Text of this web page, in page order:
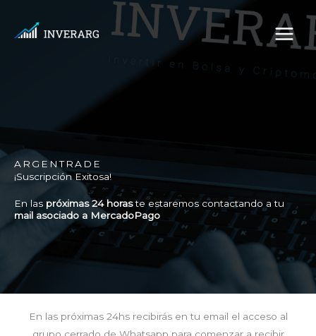
ARGENTRADE
¡Suscripción Exitosa!
En las próximas 24 horaste estaremos contactando a tu
mail asociado a MercadoPago
En las próximas 24hs recibirás en tu email el acceso al